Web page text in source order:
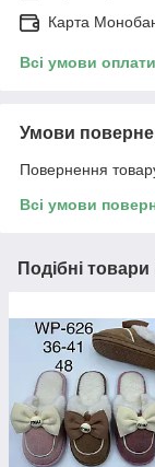
Карта
Всі умови оплати
Умови
Повернення
Всі умови
Подібні товари